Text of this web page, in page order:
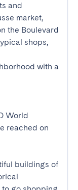
and
market,
the Boulevard
shops,
with a
World
reached on
buildings of